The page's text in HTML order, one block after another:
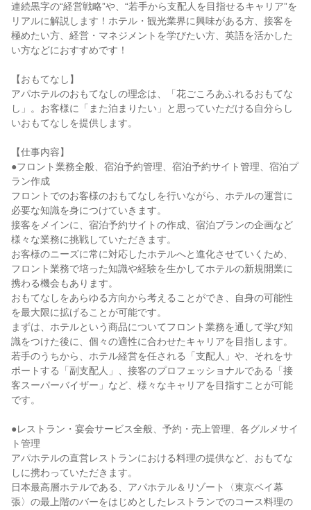
連続黒字の“経営戦略”や、“若手から支配人を目指せるキャリア”を
リアルに解説します！ホテル・観光業界に興味がある方、接客を
極めたい方、経営・マネジメントを学びたい方、英語を活かした
い方などにおすすめです！
【おもてなし】
アパホテルのおもてなしの理念は、「花ごころあふれるおもてな
し」。お客様に「また泊まりたい」と思っていただける自分らし
いおもてなしを提供します。
【仕事内容】
●フロント業務全般、宿泊予約管理、宿泊予約サイト管理、宿泊プ
ラン作成
フロントでのお客様のおもてなしを行いながら、ホテルの運営に
必要な知識を身につけていきます。
接客をメインに、宿泊予約サイトの作成、宿泊プランの企画など
様々な業務に挑戦していただきます。
お客様のニーズに常に対応したホテルへと進化させていくため、
フロント業務で培った知識や経験を生かしてホテルの新規開業に
携わる機会もあります。
おもてなしをあらゆる方向から考えることができ、自身の可能性
を最大限に拡げることが可能です。
まずは、ホテルという商品についてフロント業務を通して学び知
識をつけた後に、個々の適性に合わせたキャリアを目指します。
若手のうちから、ホテル経営を任される「支配人」や、それをサ
ポートする「副支配人」、接客のプロフェッショナルである「接
客スーパーバイザー」など、様々なキャリアを目指すことが可能
です。
●レストラン・宴会サービス全般、予約・売上管理、各グルメサイ
ト管理
アパホテルの直営レストランにおける料理の提供など、おもてな
しに携わっていただきます。
日本最高層ホテルである、アパホテル＆リゾート〈東京ベイ幕
張〉の最上階のバーをはじめとしたレストランでのコース料理の